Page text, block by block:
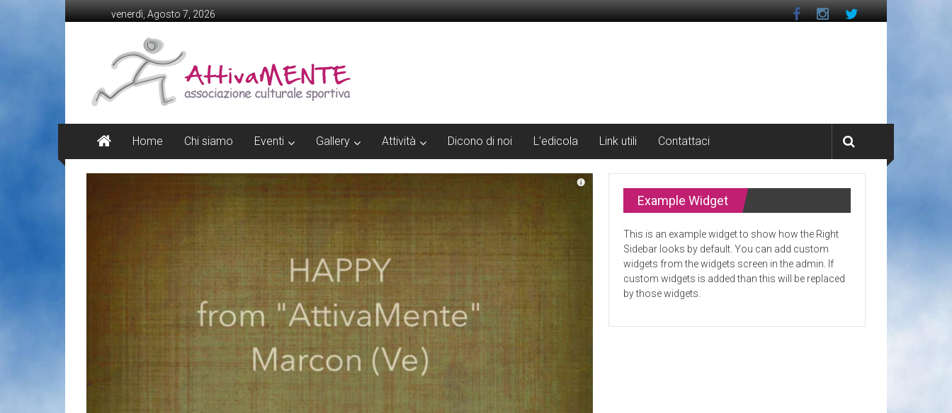
to
venerdì, Agosto 7, 2026
Attivamente
Marcon
Associazione
Sportiva
Home Chi siamo Eventi Gallery Attività Dicono di noi L’edicola Link utili Contattaci
Example Widget
This is an example widget to show how the Right
Sidebar looks by default. You can add custom
widgets from the widgets screen in the admin. If
custom widgets is added than this will be replaced
by those widgets.